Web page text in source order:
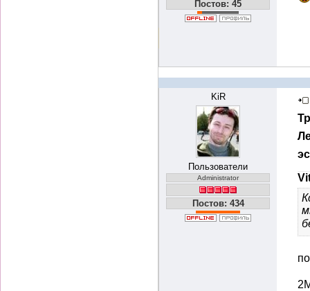
Постов: 45
KiR
Пользователи
Administrator
Постов: 434